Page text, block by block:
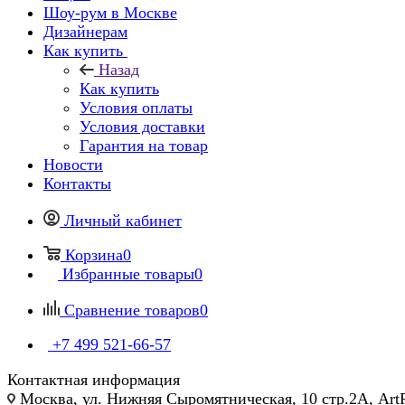
Шоу-рум в Москве
Дизайнерам
Как купить
Назад
Как купить
Условия оплаты
Условия доставки
Гарантия на товар
Новости
Контакты
Личный кабинет
Корзина0
Избранные товары0
Сравнение товаров0
+7 499 521-66-57
Контактная информация
Москва, ул. Нижняя Сыромятническая, 10 стр.2А,